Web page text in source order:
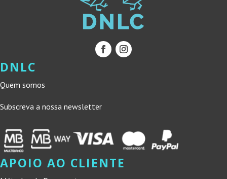
DNLC
Quem somos
Subscreva a nossa newsletter
APOIO AO CLIENTE